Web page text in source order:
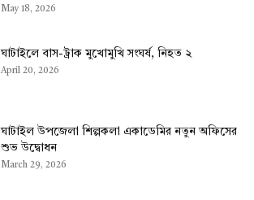
May 18, 2026
ঘাটাইলে বাস-ট্রাক মুখোমুখি সংঘর্ষ, নিহত ২
April 20, 2026
ঘাটাইল উপজেলা শিল্পকলা একাডেমির নতুন অফিসের
শুভ উদ্বোধন
March 29, 2026